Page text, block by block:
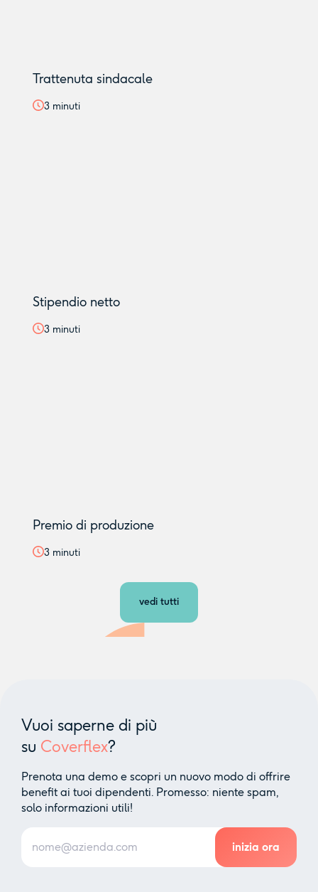
Trattenuta sindacale
3minuti
Stipendio netto
3minuti
Premio di produzione
3minuti
vedi tutti
Vuoi saperne di più
su Coverflex?
Prenota una demo e scopri un nuovo modo di offrire
benefit ai tuoi dipendenti. Promesso: niente spam,
solo informazioni utili!